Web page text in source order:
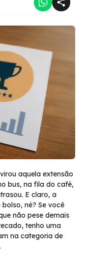
aquela extensão
bus, na fila do café,
E claro, a
né? Se você
não pese demais
tenho uma
na categoria de
.